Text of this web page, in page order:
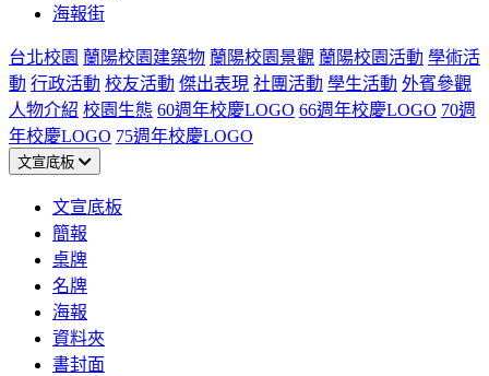
海報街
台北校園 蘭陽校園建築物 蘭陽校園景觀 蘭陽校園活動 學術活
動 行政活動 校友活動 傑出表現 社團活動 學生活動 外賓參觀
人物介紹 校園生態 60週年校慶LOGO 66週年校慶LOGO 70週
年校慶LOGO 75週年校慶LOGO
文宣底板
文宣底板
簡報
桌牌
名牌
海報
資料夾
書封面